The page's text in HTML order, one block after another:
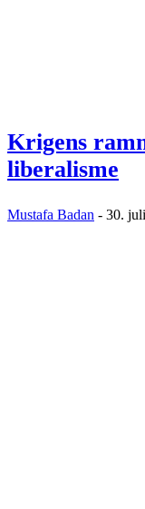
Krigens
liberalisme
Mustafa Badan - 30.